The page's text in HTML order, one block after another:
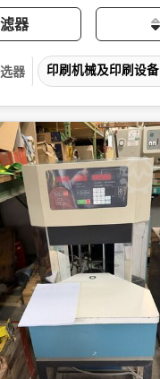
器
器 印刷机械及印刷设备